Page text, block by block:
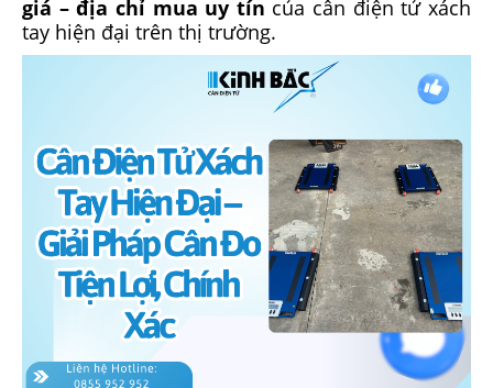
giá – địa chỉ mua uy tín của cân điện tử xách
tay hiện đại trên thị trường.